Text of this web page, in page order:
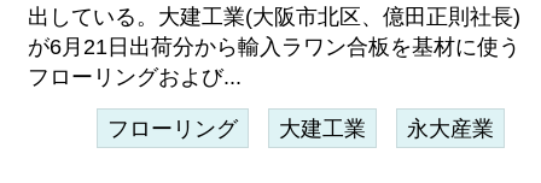
出している。大建工業(大阪市北区、億田正則社長)
が6月21日出荷分から輸入ラワン合板を基材に使う
フローリングおよび...
フローリング 大建工業 永大産業